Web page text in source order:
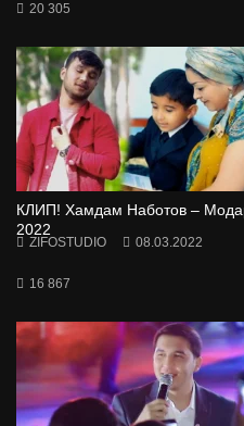
20 305
КЛИП! Хамдам Наботов –
2022
ZIFOSTUDIO 08.03.2022
16 867